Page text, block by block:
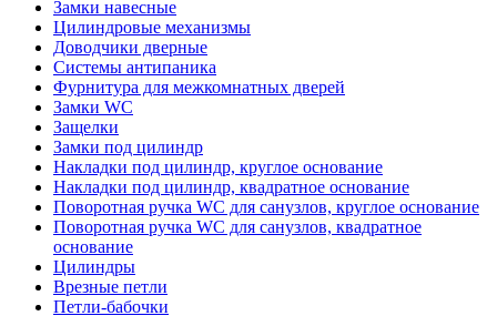
Замки навесные
Цилиндровые механизмы
Доводчики дверные
Системы антипаника
Фурнитура для межкомнатных дверей
Замки WC
Защелки
Замки под цилиндр
Накладки под цилиндр, круглое основание
Накладки под цилиндр, квадратное основание
Поворотная ручка WC для санузлов, круглое основание
Поворотная ручка WC для санузлов, квадратное
основание
Цилиндры
Врезные петли
Петли-бабочки